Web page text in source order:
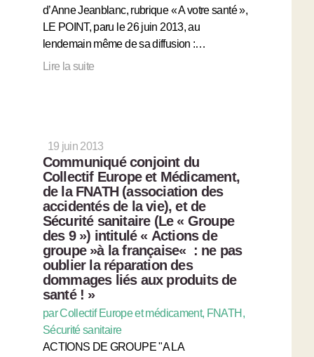
d’Anne Jeanblanc, rubrique « A votre santé »,
LE POINT, paru le 26 juin 2013, au
lendemain même de sa diffusion :…
Lire la suite
19 juin 2013
Communiqué conjoint du
Collectif Europe et Médicament,
de la FNATH (association des
accidentés de la vie), et de
Sécurité sanitaire (Le « Groupe
des 9 ») intitulé « Actions de
groupe »à la française« : ne pas
oublier la réparation des
dommages liés aux produits de
santé ! »
par Collectif Europe et médicament, FNATH,
Sécurité sanitaire
ACTIONS DE GROUPE "A LA